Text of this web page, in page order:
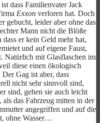
dass Familienvater Jack
Exxon verloren hat. Doch
gebucht, leider aber ohne das
Mann nicht die Blöße
er kein Geld mehr hat,
und auf eigene Faust,
Natürlich mit Glasflaschen im
diese einen ökologisch
Gag ist aber, dass
nicht sehr sinnvoll sind,
sind, gehen sie auch leicht
das Fahrzeug mitten in der
angegriffen und auf die
ohne Wasser…